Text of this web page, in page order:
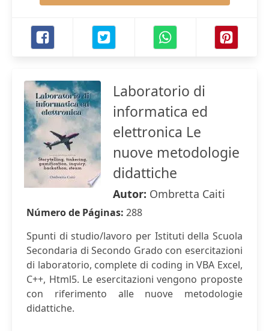
Laboratorio di
informatica ed
elettronica Le
nuove metodologie
didattiche
Autor: Ombretta Caiti
Número de Páginas: 288
Spunti di studio/lavoro per Istituti della Scuola
Secondaria di Secondo Grado con esercitazioni
di laboratorio, complete di coding in VBA Excel,
C++, Html5. Le esercitazioni vengono proposte
con riferimento alle nuove metodologie
didattiche.